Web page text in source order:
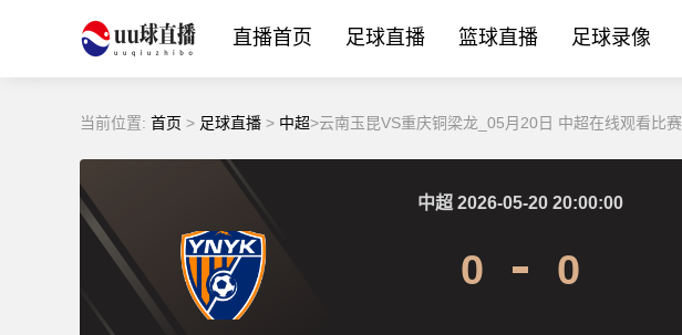
直播首页 足球直播 篮球直播 足球录像
当前位置: 首页 > 足球直播 > 中超>云南玉昆VS重庆铜梁龙_05月20日 中超在线观看比赛
中超 2026-05-20 20:00:00
0 0